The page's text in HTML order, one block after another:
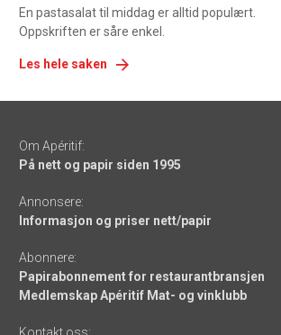
En pastasalat til middag er alltid populært.
Oppskriften er såre enkel.
Les hele saken
Om Apéritif:
På nett og papir siden 1995
Annonsere:
Informasjon og priser nett/papir
Abonnere:
Papirabonnement for restaurantbransjen
Medlemskap Apéritif Mat- og vinklubb